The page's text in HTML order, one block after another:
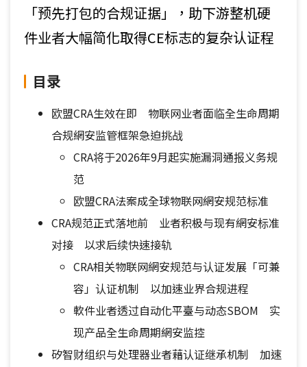
「预先打包的合规证据」，助下游整机硬
件业者大幅简化取得CE标志的复杂认证程
目录
欧盟CRA生效在即 物联网业者面临全生命周期
合规網安监管框架急迫挑战
CRA将于2026年9月起实施漏洞通报义务规
范
欧盟CRA法案成全球物联网網安规范标准
CRA规范正式落地前 业者积极与现有網安标准
对接 以求后续快速接轨
CRA相关物联网網安规范与认证发展「可兼
容」认证机制 以加速业界合规进程
軟件业者透过自动化平臺与动态SBOM 实
现产品全生命周期網安监控
矽智财组织与处理器业者藉认证继承机制 加速